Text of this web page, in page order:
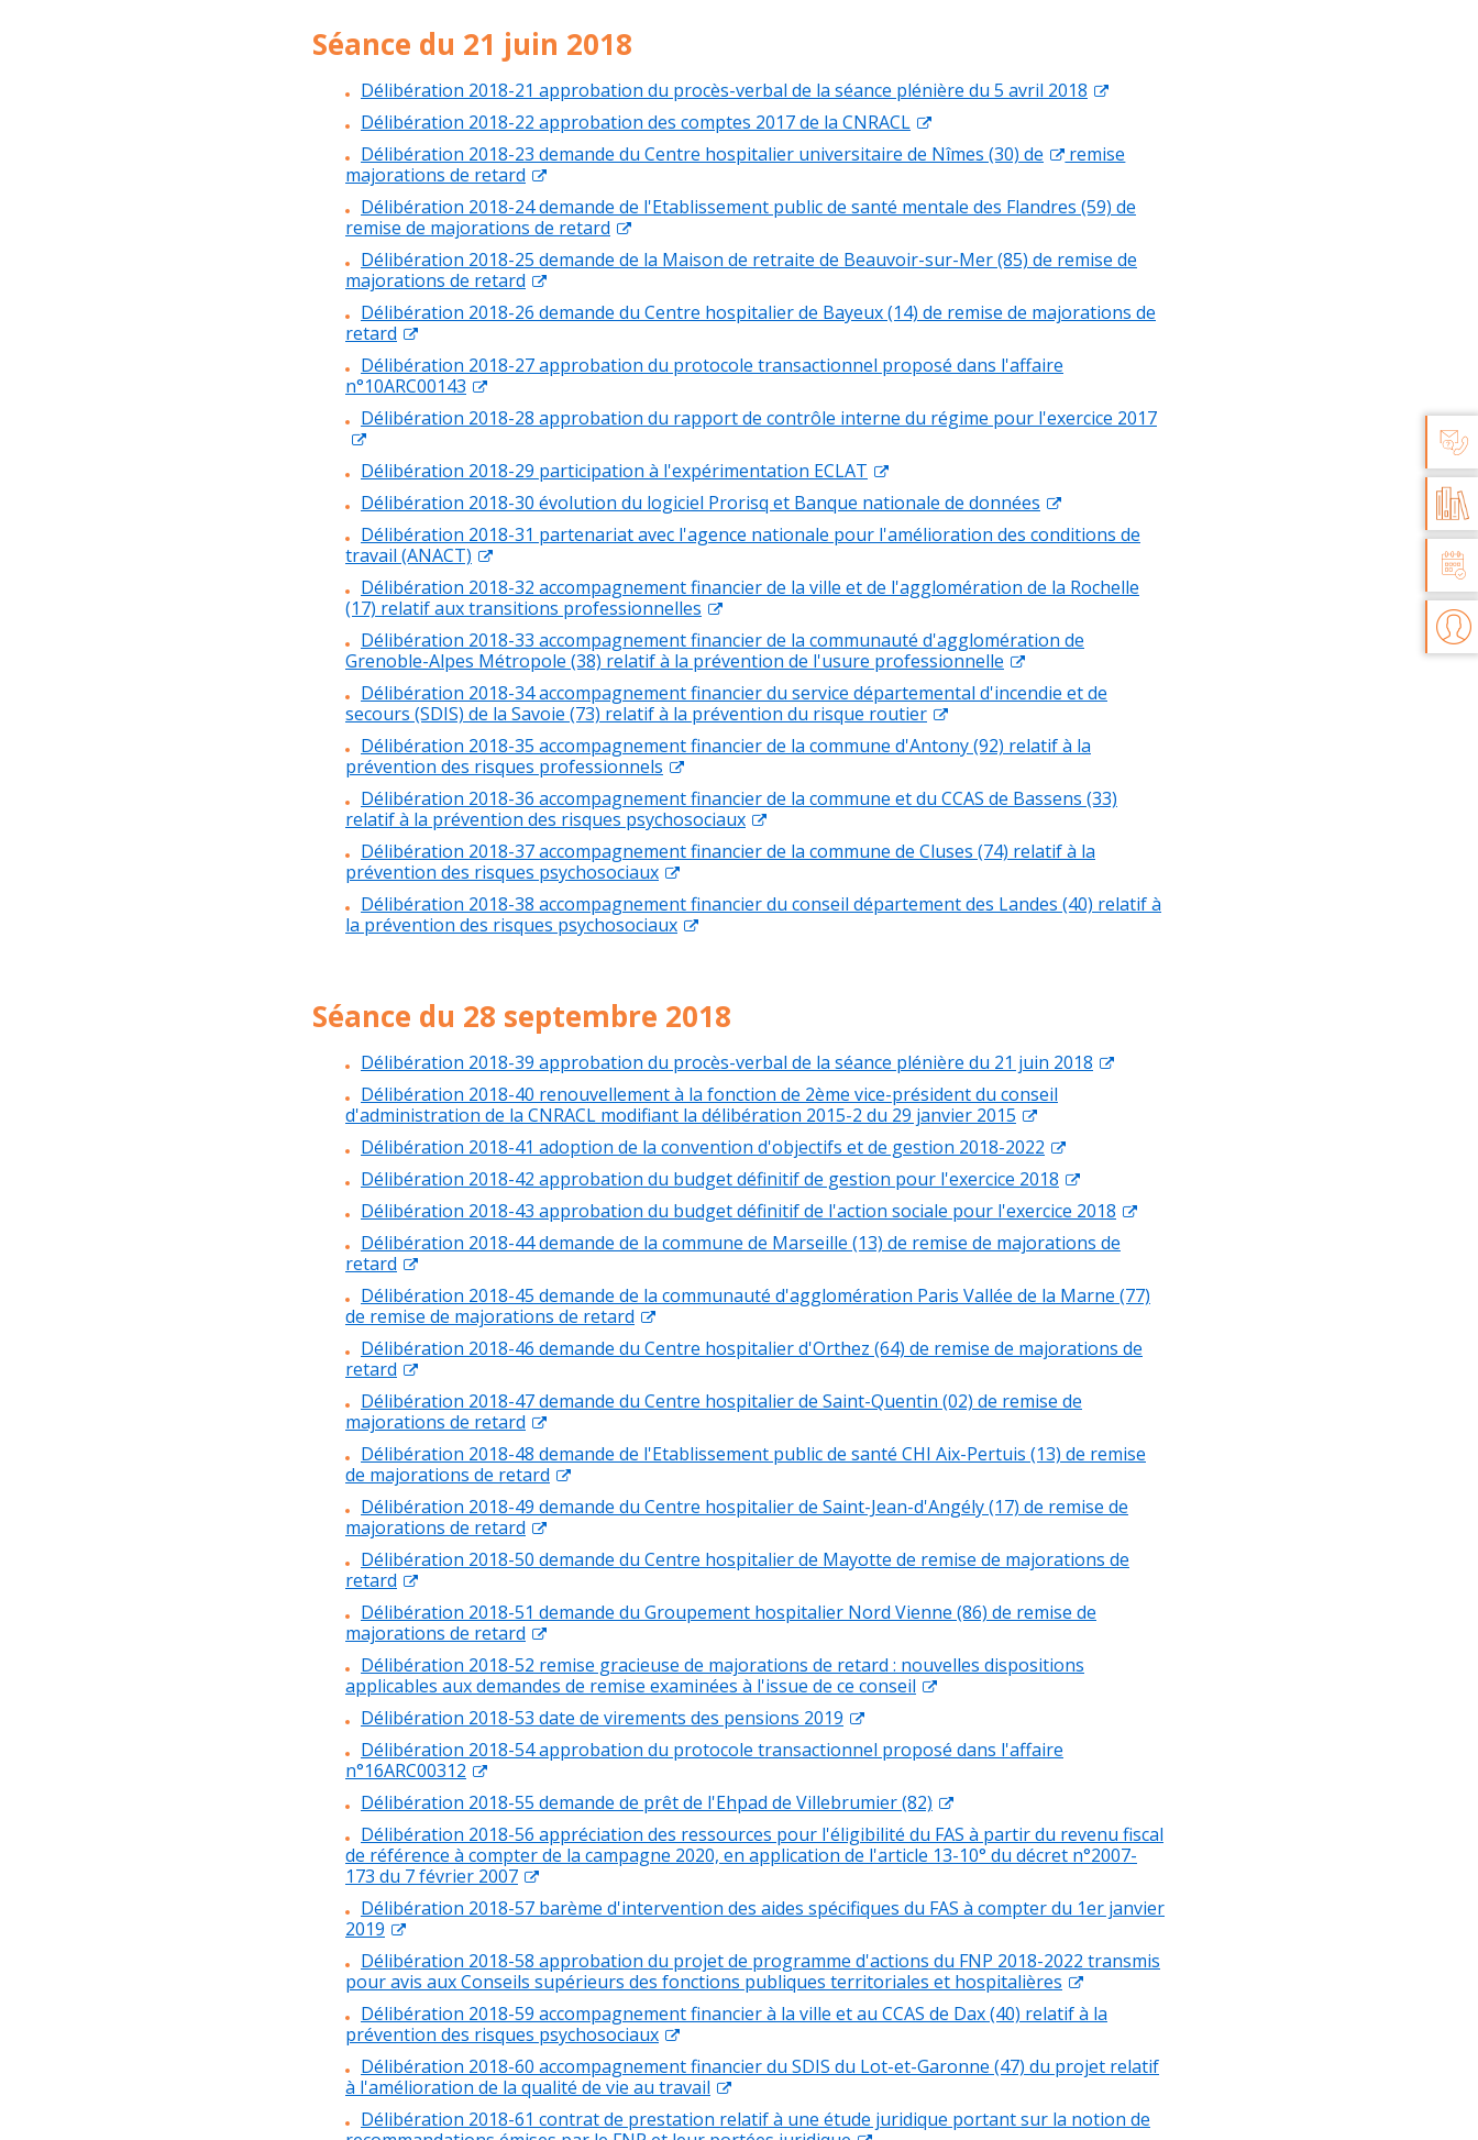
AIDE
Séance du 21 juin 2018
Délibération 2018-21 approbation du procès-verbal de la séance plénière du 5 avril 2018
Délibération 2018-22 approbation des comptes 2017 de la CNRACL
Délibération 2018-23 demande du Centre hospitalier universitaire de Nîmes (30) de
remise
majorations de retard
Délibération 2018-24 demande de l'Etablissement public de santé mentale des Flandres (59) de
remise de majorations de retard
Délibération 2018-25 demande de la Maison de retraite de Beauvoir-sur-Mer (85) de remise de
majorations de retard
Délibération 2018-26 demande du Centre hospitalier de Bayeux (14) de remise de majorations de
retard
Délibération 2018-27 approbation du protocole transactionnel proposé dans l'affaire
n°10ARC00143
Délibération 2018-28 approbation du rapport de contrôle interne du régime pour l'exercice 2017
Délibération 2018-29 participation à l'expérimentation ECLAT
Délibération 2018-30 évolution du logiciel Prorisq et Banque nationale de données
Délibération 2018-31 partenariat avec l'agence nationale pour l'amélioration des conditions de
travail (ANACT)
Délibération 2018-32 accompagnement financier de la ville et de l'agglomération de la Rochelle
(17) relatif aux transitions professionnelles
Délibération 2018-33 accompagnement financier de la communauté d'agglomération de
Grenoble-Alpes Métropole (38) relatif à la prévention de l'usure professionnelle
Délibération 2018-34 accompagnement financier du service départemental d'incendie et de
secours (SDIS) de la Savoie (73) relatif à la prévention du risque routier
Délibération 2018-35 accompagnement financier de la commune d'Antony (92) relatif à la
prévention des risques professionnels
Délibération 2018-36 accompagnement financier de la commune et du CCAS de Bassens (33)
relatif à la prévention des risques psychosociaux
Délibération 2018-37 accompagnement financier de la commune de Cluses (74) relatif à la
prévention des risques psychosociaux
Délibération 2018-38 accompagnement financier du conseil département des Landes (40) relatif à
la prévention des risques psychosociaux
Séance du 28 septembre 2018
Délibération 2018-39 approbation du procès-verbal de la séance plénière du 21 juin 2018
Délibération 2018-40 renouvellement à la fonction de 2ème vice-président du conseil
d'administration de la CNRACL modifiant la délibération 2015-2 du 29 janvier 2015
Délibération 2018-41 adoption de la convention d'objectifs et de gestion 2018-2022
Délibération 2018-42 approbation du budget définitif de gestion pour l'exercice 2018
Délibération 2018-43 approbation du budget définitif de l'action sociale pour l'exercice 2018
Délibération 2018-44 demande de la commune de Marseille (13) de remise de majorations de
retard
Délibération 2018-45 demande de la communauté d'agglomération Paris Vallée de la Marne (77)
de remise de majorations de retard
Délibération 2018-46 demande du Centre hospitalier d'Orthez (64) de remise de majorations de
retard
Délibération 2018-47 demande du Centre hospitalier de Saint-Quentin (02) de remise de
majorations de retard
Délibération 2018-48 demande de l'Etablissement public de santé CHI Aix-Pertuis (13) de remise
de majorations de retard
Délibération 2018-49 demande du Centre hospitalier de Saint-Jean-d'Angély (17) de remise de
majorations de retard
Délibération 2018-50 demande du Centre hospitalier de Mayotte de remise de majorations de
retard
Délibération 2018-51 demande du Groupement hospitalier Nord Vienne (86) de remise de
majorations de retard
Délibération 2018-52 remise gracieuse de majorations de retard : nouvelles dispositions
applicables aux demandes de remise examinées à l'issue de ce conseil
Délibération 2018-53 date de virements des pensions 2019
Délibération 2018-54 approbation du protocole transactionnel proposé dans l'affaire
n°16ARC00312
Délibération 2018-55 demande de prêt de l'Ehpad de Villebrumier (82)
Délibération 2018-56 appréciation des ressources pour l'éligibilité du FAS à partir du revenu fiscal
de référence à compter de la campagne 2020, en application de l'article 13-10° du décret n°2007-
173 du 7 février 2007
Délibération 2018-57 barème d'intervention des aides spécifiques du FAS à compter du 1er janvier
2019
Délibération 2018-58 approbation du projet de programme d'actions du FNP 2018-2022 transmis
pour avis aux Conseils supérieurs des fonctions publiques territoriales et hospitalières
Délibération 2018-59 accompagnement financier à la ville et au CCAS de Dax (40) relatif à la
prévention des risques psychosociaux
Délibération 2018-60 accompagnement financier du SDIS du Lot-et-Garonne (47) du projet relatif
à l'amélioration de la qualité de vie au travail
Délibération 2018-61 contrat de prestation relatif à une étude juridique portant sur la notion de